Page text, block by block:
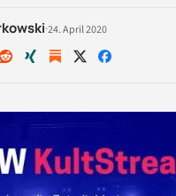
·24. April 2020
Auf Auf Auf Auf